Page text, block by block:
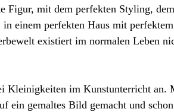
Figur, mit dem perfekten Styling,
einem perfekten Haus mit
existiert im normalen Leben
Kleinigkeiten im Kunstunterricht an.
ein gemaltes Bild gemacht und